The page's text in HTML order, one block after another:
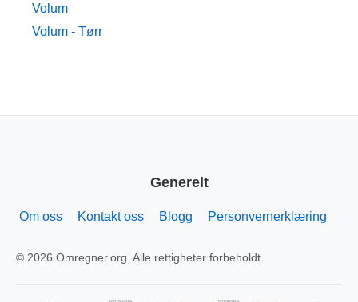
Volum
Volum - Tørr
Generelt
Om oss Kontakt oss Blogg Personvernerklæring
© 2026 Omregner.org. Alle rettigheter forbeholdt.